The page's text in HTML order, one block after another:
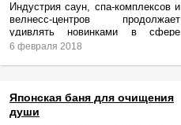
Индустрия саун, спа-комплексов и
велнесс-центров продолжает
удивлять новинками в сфере
релаксации и ухода за телом.
6 февраля 2018
Японская баня для очищения
души